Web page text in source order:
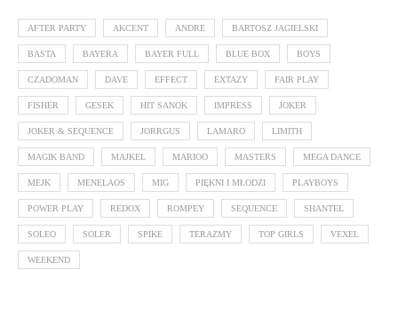
AFTER PARTY AKCENT ANDRE BARTOSZ JAGIELSKI
BASTA BAYERA BAYER FULL BLUE BOX BOYS
CZADOMAN DAVE EFFECT EXTAZY FAIR PLAY
FISHER GESEK HIT SANOK IMPRESS JOKER
JOKER & SEQUENCE JORRGUS LAMARO LIMITH
MAGIK BAND MAJKEL MARIOO MASTERS MEGA DANCE
MEJK MENELAOS MIG PIĘKNI I MŁODZI PLAYBOYS
POWER PLAY REDOX ROMPEY SEQUENCE SHANTEL
SOLEO SOLER SPIKE TERAZMY TOP GIRLS VEXEL
WEEKEND